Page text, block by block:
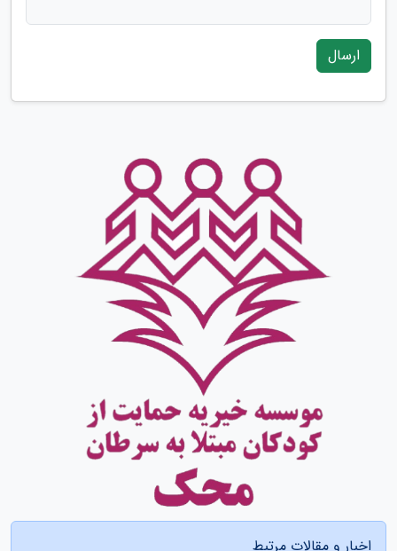
ارسال
اخبار و مقالات مرتبط